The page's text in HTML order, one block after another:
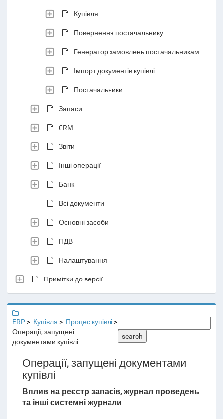
Купівля
Повернення постачальнику
Генератор замовлень постачальникам
Імпорт документів купівлі
Постачальники
Запаси
CRM
Звіти
Інші операції
Банк
Всі документи
Основні засоби
ПДВ
Налаштування
Примітки до версії
ERP Купівля
Процес купівлі
Операції, запущені
документами купівлі
search
Операції, запущені документами
купівлі
Вплив на реєстр запасів, журнал проведень
та інші системні журнали